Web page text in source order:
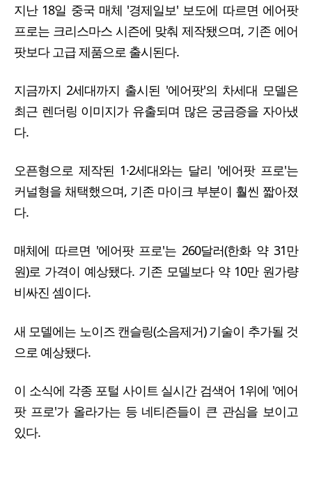
지난 18일 중국 매체 '경제일보' 보도에 따르면 에어팟
프로는 크리스마스 시즌에 맞춰 제작됐으며, 기존 에어
팟보다 고급 제품으로 출시된다.
지금까지 2세대까지 출시된 '에어팟'의 차세대 모델은
최근 렌더링 이미지가 유출되며 많은 궁금증을 자아냈
다.
오픈형으로 제작된 1·2세대와는 달리 '에어팟 프로'는
커널형을 채택했으며, 기존 마이크 부분이 훨씬 짧아졌
다.
매체에 따르면 '에어팟 프로'는 260달러(한화 약 31만
원)로 가격이 예상됐다. 기존 모델보다 약 10만 원가량
비싸진 셈이다.
새 모델에는 노이즈 캔슬링(소음제거) 기술이 추가될 것
으로 예상됐다.
이 소식에 각종 포털 사이트 실시간 검색어 1위에 '에어
팟 프로'가 올라가는 등 네티즌들이 큰 관심을 보이고
있다.